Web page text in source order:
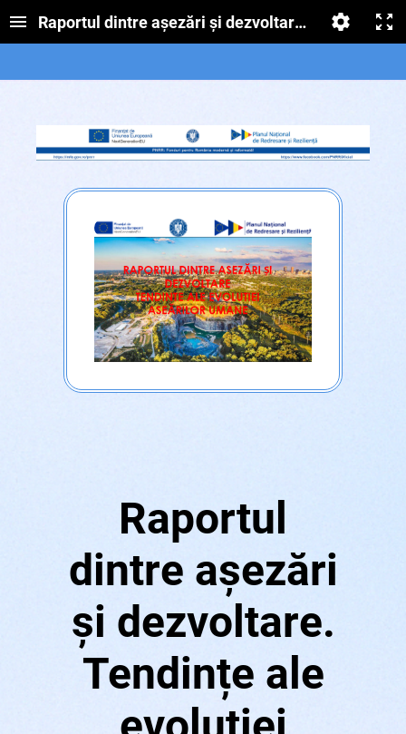
Raportul dintre așezări și dezvoltare. Tendințe
Raportul
dintre așezări
și dezvoltare.
Tendințe ale